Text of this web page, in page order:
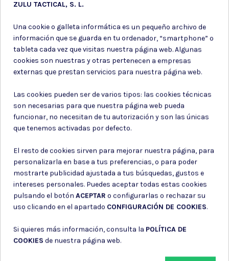
Subir DNI
Para tramitar tu compra, es
obligatorio subir una foto de tu DNI.
ZULU TACTICAL, S. L.
Una cookie o galleta informática es un pequeño archivo de
información que se guarda en tu ordenador, “smartphone” o
tableta cada vez que visitas nuestra página web. Algunas
cookies son nuestras y otras pertenecen a empresas
externas que prestan servicios para nuestra página web.
Las cookies pueden ser de varios tipos: las cookies técnicas
son necesarias para que nuestra página web pueda
funcionar, no necesitan de tu autorización y son las únicas
que tenemos activadas por defecto.
El resto de cookies sirven para mejorar nuestra página, para
personalizarla en base a tus preferencias, o para poder
mostrarte publicidad ajustada a tus búsquedas, gustos e
intereses personales. Puedes aceptar todas estas cookies
pulsando el botón ACEPTAR o configurarlas o rechazar su
uso clicando en el apartado CONFIGURACIÓN DE COOKIES.
Si quieres más información, consulta la POLÍTICA DE
COOKIES de nuestra página web.